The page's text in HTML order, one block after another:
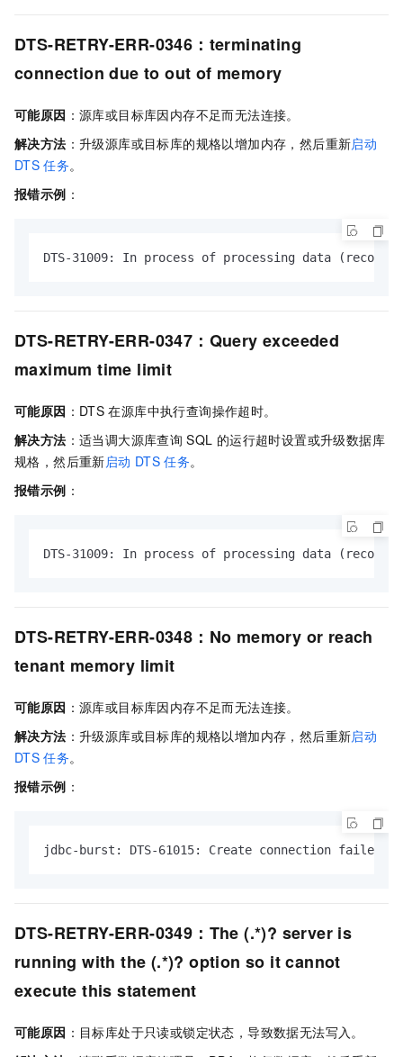
DTS-RETRY-ERR-0346：terminating
connection due to out of memory
可能原因 ：源库或目标库因内存不足而无法连接。
解决方法 ：升级源库或目标库的规格以增加内存，然后重新启动
DTS 任务。
报错示例 ：
DTS-31009: In process of processing data
DTS-RETRY-ERR-0347：Query exceeded
maximum time limit
可能原因 ：DTS 在源库中执行查询操作超时。
解决方法 ：适当调大源库查询 SQL 的运行超时设置或升级数据库
规格，然后重新启动 DTS 任务。
报错示例 ：
DTS-31009: In process of processing data
DTS-RETRY-ERR-0348：No memory or reach
tenant memory limit
可能原因 ：源库或目标库因内存不足而无法连接。
解决方法 ：升级源库或目标库的规格以增加内存，然后重新启动
DTS 任务。
报错示例 ：
jdbc-burst: DTS-61015: Create connection failed
DTS-RETRY-ERR-0349：The (.*)? server is
running with the (.*)? option so it cannot
execute this statement
可能原因 ：目标库处于只读或锁定状态，导致数据无法写入。